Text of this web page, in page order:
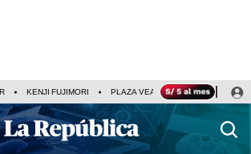
KENJI FUJIMORI PLAZA VEA FERIADOS